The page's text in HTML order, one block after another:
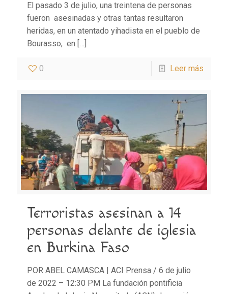
El pasado 3 de julio, una treintena de personas
fueron asesinadas y otras tantas resultaron
heridas, en un atentado yihadista en el pueblo de
Bourasso, en […]
0 Leer más
Terroristas asesinan a 14
personas delante de iglesia
en Burkina Faso
POR ABEL CAMASCA | ACI Prensa / 6 de julio
de 2022 – 12:30 PM La fundación pontificia